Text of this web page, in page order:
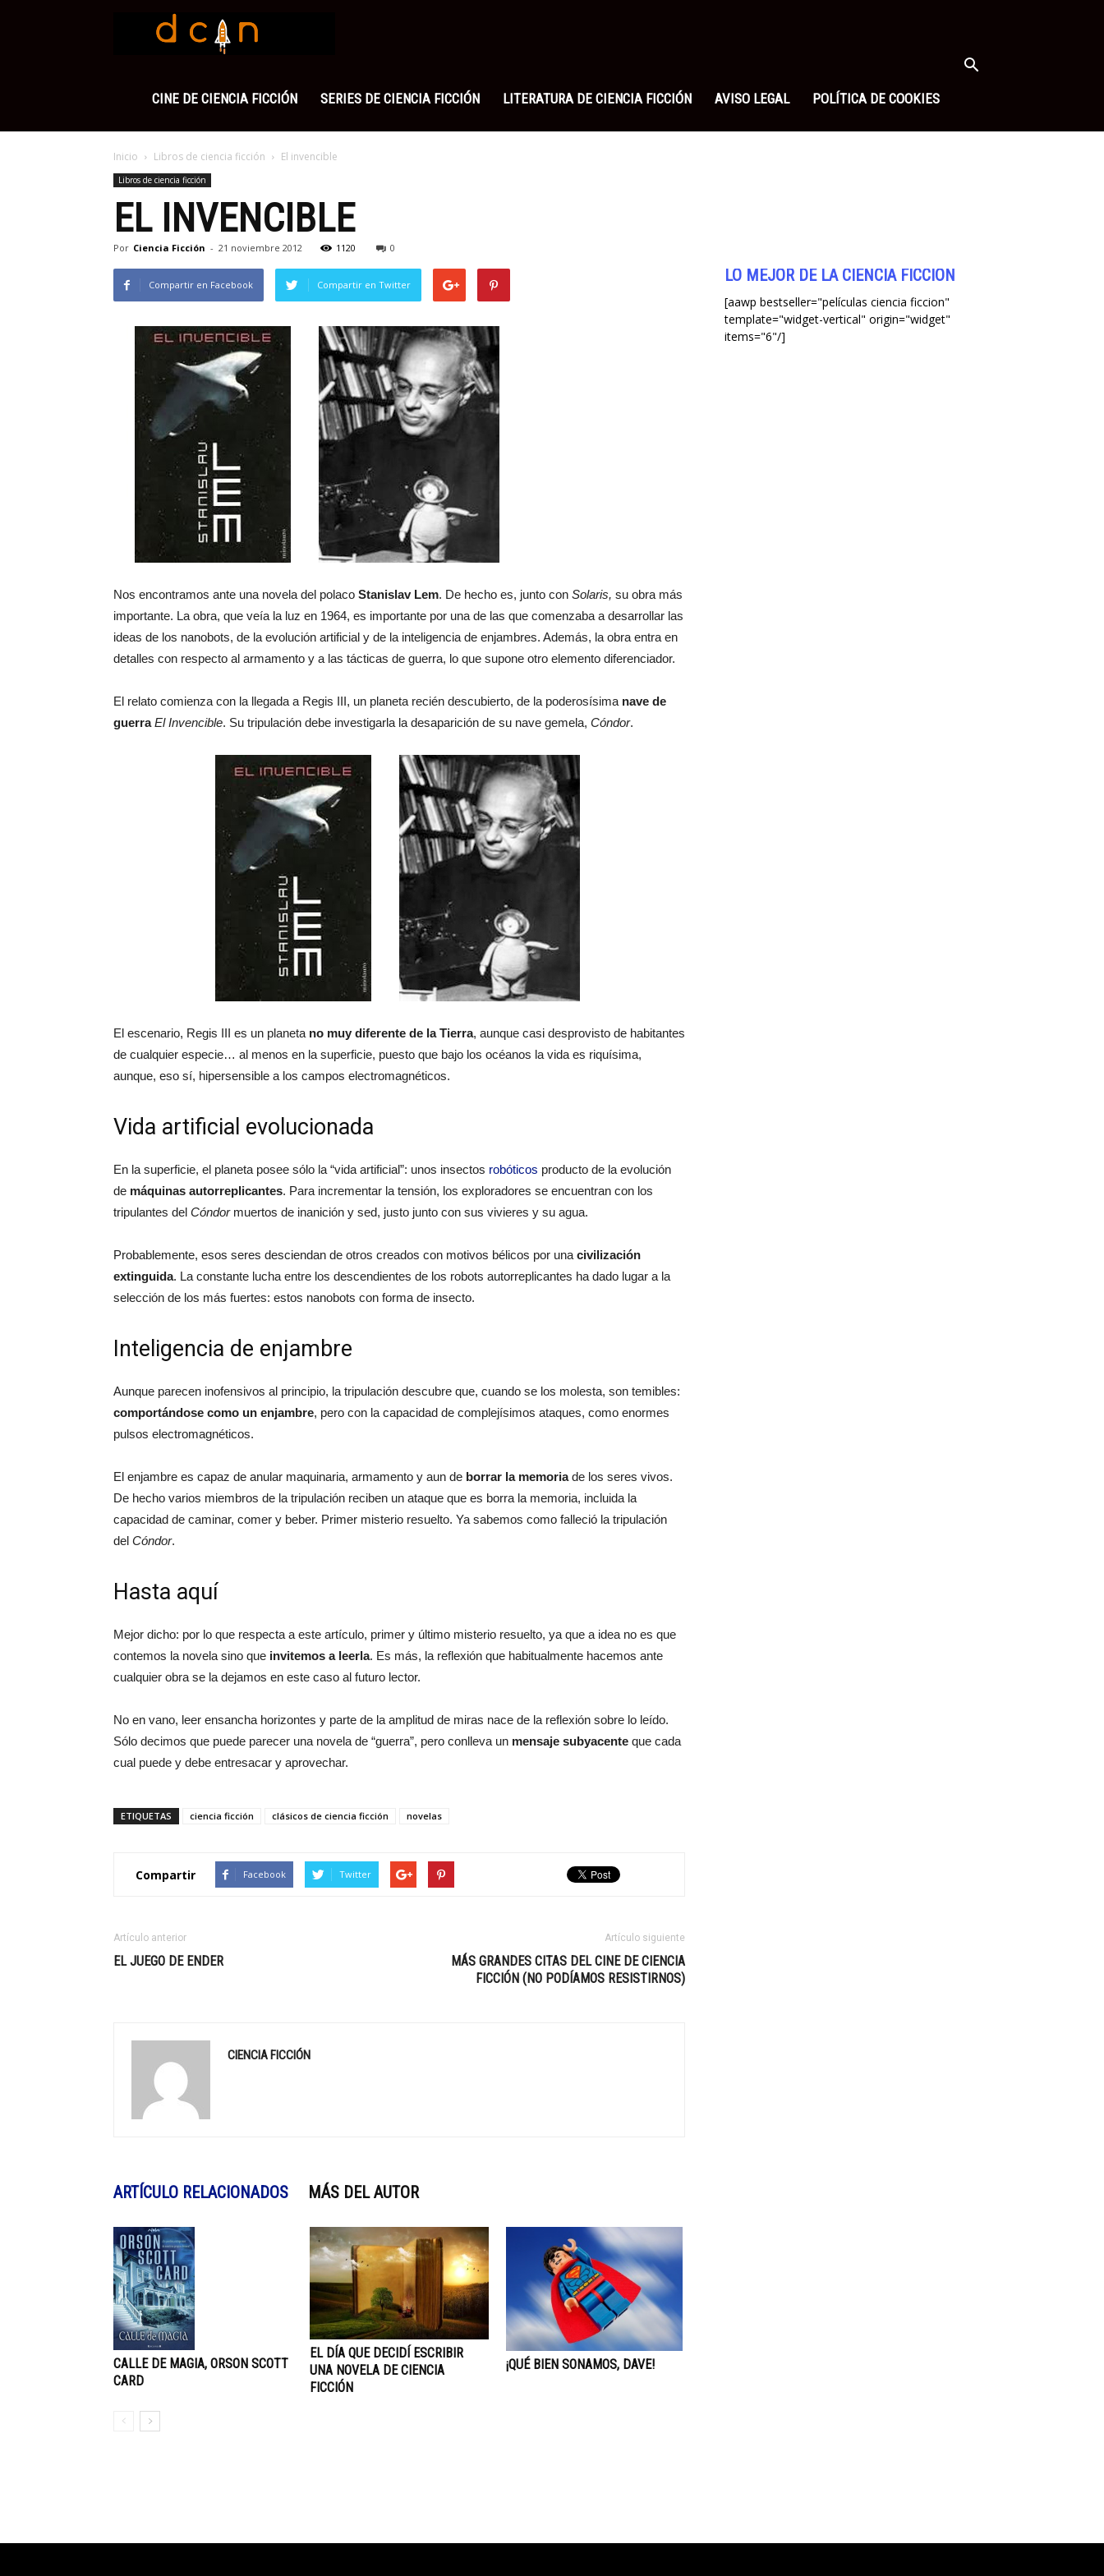
Ficción
CINE DE CIENCIA FICCIÓN SERIES DE CIENCIA FICCIÓN LITERATURA DE CIENCIA FICCIÓN AVISO LEGAL POLÍTICA DE COOKIES
Inicio Libros de ciencia ficción El invencible
Libros de ciencia ficción
EL INVENCIBLE
Por Ciencia Ficción - 21 noviembre 2012 1120 0
Compartir en Facebook Compartir en Twitter
Nos encontramos ante una novela del polaco Stanislav Lem. De hecho es, junto con Solaris, su obra más
importante. La obra, que veía la luz en 1964, es importante por una de las que comenzaba a desarrollar las
ideas de los nanobots, de la evolución artificial y de la inteligencia de enjambres. Además, la obra entra en
detalles con respecto al armamento y a las tácticas de guerra, lo que supone otro elemento diferenciador.
El relato comienza con la llegada a Regis III, un planeta recién descubierto, de la poderosísima nave de
guerra El Invencible. Su tripulación debe investigarla la desaparición de su nave gemela, Cóndor.
El escenario, Regis III es un planeta no muy diferente de la Tierra, aunque casi desprovisto de habitantes
de cualquier especie… al menos en la superficie, puesto que bajo los océanos la vida es riquísima,
aunque, eso sí, hipersensible a los campos electromagnéticos.
Vida artificial evolucionada
En la superficie, el planeta posee sólo la “vida artificial”: unos insectos robóticos producto de la evolución
de máquinas autorreplicantes. Para incrementar la tensión, los exploradores se encuentran con los
tripulantes del Cóndormuertos de inanición y sed, justo junto con sus vivieres y su agua.
Probablemente, esos seres desciendan de otros creados con motivos bélicos por una civilización
extinguida. La constante lucha entre los descendientes de los robots autorreplicantes ha dado lugar a la
selección de los más fuertes: estos nanobots con forma de insecto.
Inteligencia de enjambre
Aunque parecen inofensivos al principio, la tripulación descubre que, cuando se los molesta, son temibles:
comportándose como un enjambre, pero con la capacidad de complejísimos ataques, como enormes
pulsos electromagnéticos.
El enjambre es capaz de anular maquinaria, armamento y aun de borrar la memoriade los seres vivos.
De hecho varios miembros de la tripulación reciben un ataque que es borra la memoria, incluida la
capacidad de caminar, comer y beber. Primer misterio resuelto. Ya sabemos como falleció la tripulación
del Cóndor.
Hasta aquí
Mejor dicho: por lo que respecta a este artículo, primer y último misterio resuelto, ya que a idea no es que
contemos la novela sino que invitemos a leerla. Es más, la reflexión que habitualmente hacemos ante
cualquier obra se la dejamos en este caso al futuro lector.
No en vano, leer ensancha horizontes y parte de la amplitud de miras nace de la reflexión sobre lo leído.
Sólo decimos que puede parecer una novela de “guerra”, pero conlleva un mensaje subyacente que cada
cual puede y debe entresacar y aprovechar.
ETIQUETAS ciencia ficción clásicos de ciencia ficción novelas
Compartir Facebook Twitter
Artículo anterior
EL JUEGO DE ENDER
Artículo siguiente
MÁS GRANDES CITAS DEL CINE DE CIENCIA
FICCIÓN (NO PODÍAMOS RESISTIRNOS)
CIENCIA FICCIÓN
ARTÍCULO RELACIONADOS MÁS DEL AUTOR
CALLE DE MAGIA, ORSON SCOTT
CARD
EL DÍA QUE DECIDÍ ESCRIBIR
UNA NOVELA DE CIENCIA
FICCIÓN
¡QUÉ BIEN SONAMOS, DAVE!
LO MEJOR DE LA CIENCIA FICCIÓN
[aawp bestseller="películas ciencia ficcion"
template="widget-vertical" origin="widget"
items="6"/]